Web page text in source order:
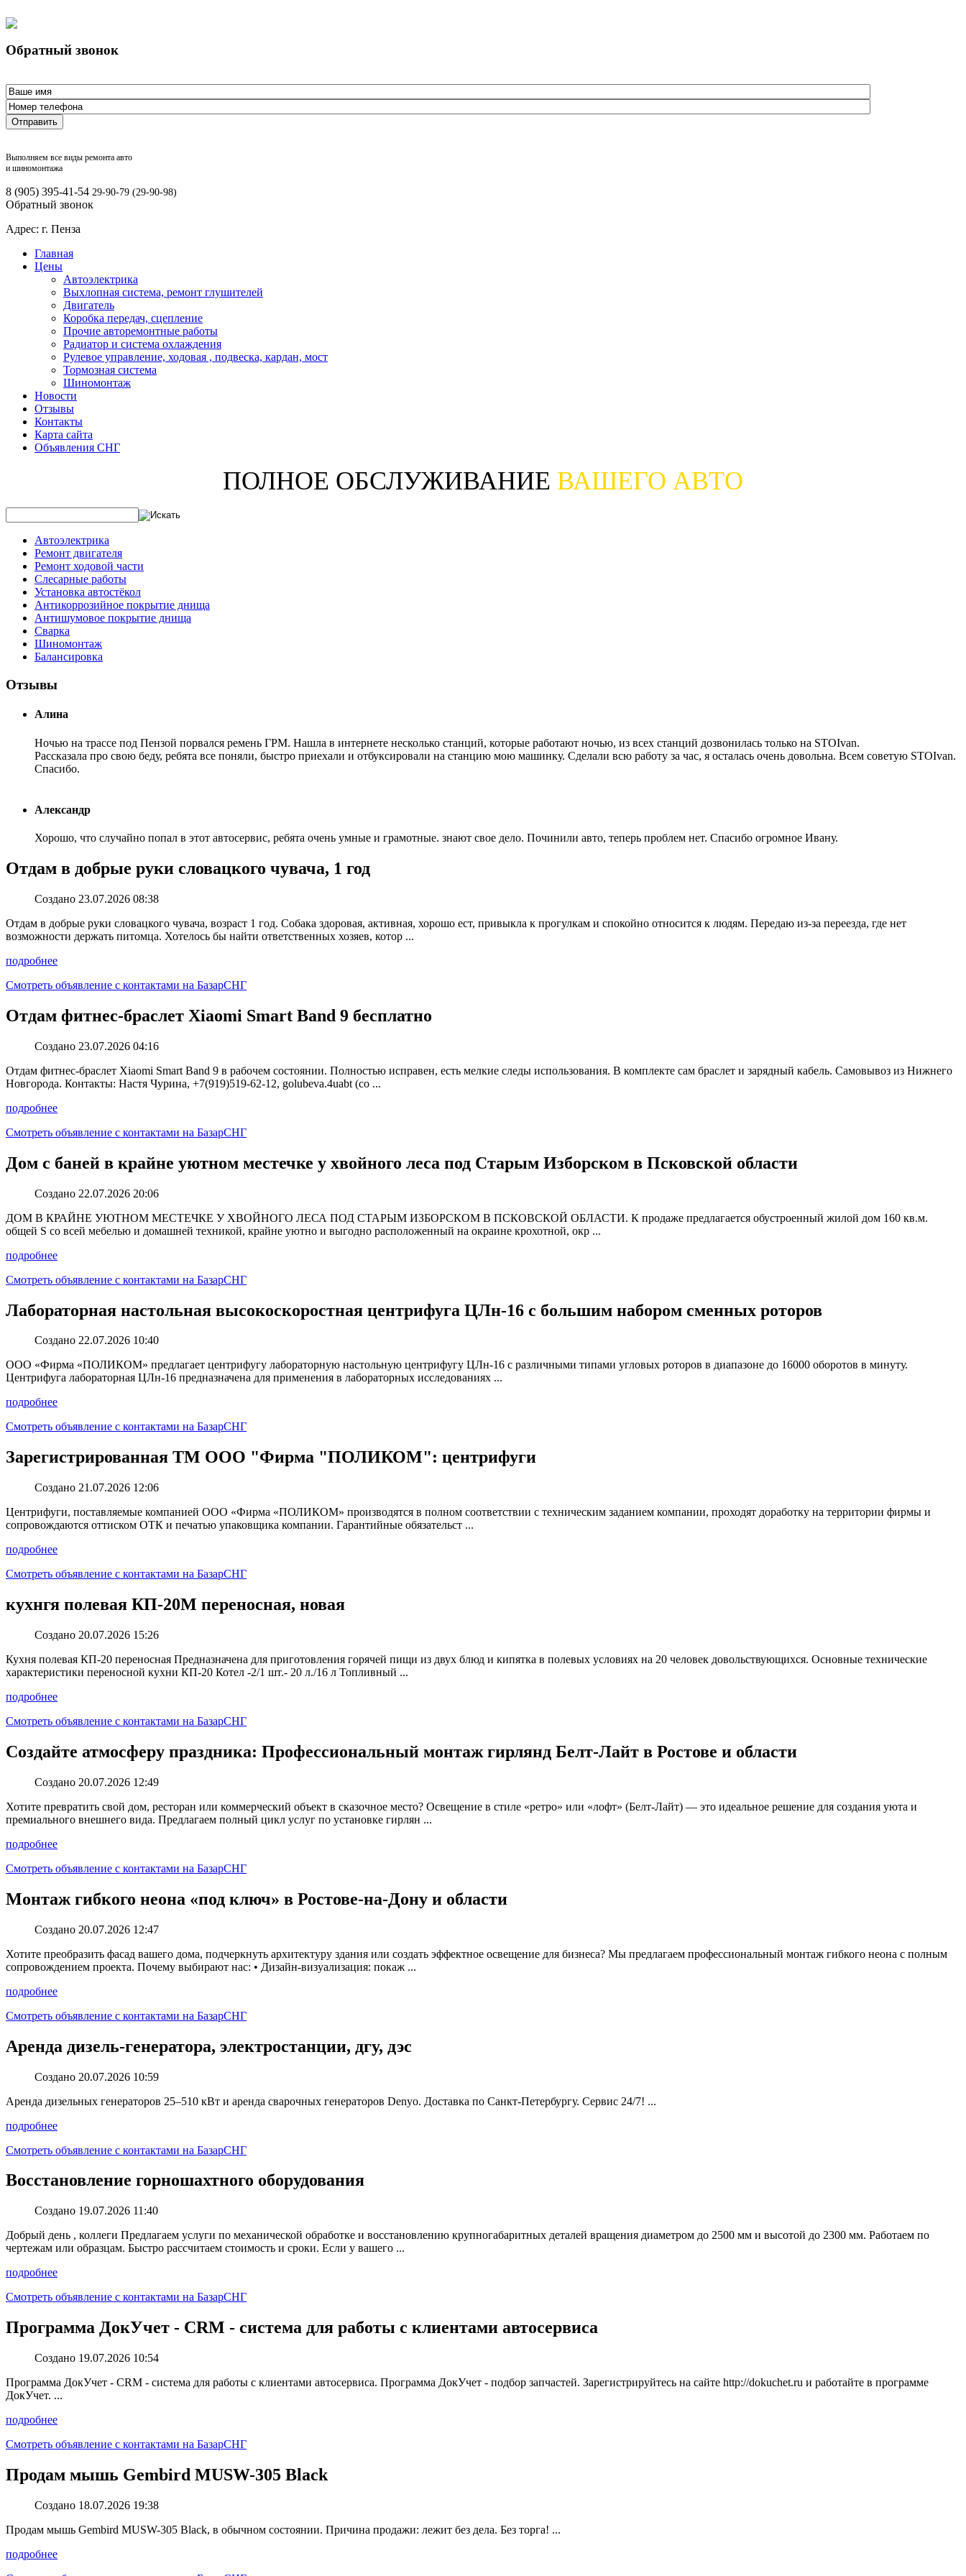
Обратный звонок
Отправить
Выполняем все виды ремонта авто
и шиномонтажа
8 (905) 395-41-54 29-90-79 (29-90-98)
Обратный звонок
Адрес: г. Пенза
Главная
Цены
Автоэлектрика
Выхлопная система, ремонт глушителей
Двигатель
Коробка передач, сцепление
Прочие авторемонтные работы
Радиатор и система охлаждения
Рулевое управление, ходовая , подвеска, кардан, мост
Тормозная система
Шиномонтаж
Новости
Отзывы
Контакты
Карта сайта
Объявления СНГ
ПОЛНОЕ ОБСЛУЖИВАНИЕ ВАШЕГО АВТО
Автоэлектрика
Ремонт двигателя
Ремонт ходовой части
Слесарные работы
Установка автостёкол
Антикоррозийное покрытие днища
Антишумовое покрытие днища
Сварка
Шиномонтаж
Балансировка
Отзывы
Алина
Ночью на трассе под Пензой порвался ремень ГРМ. Нашла в интернете несколько станций, которые работают ночью, из всех станций дозвонилась только на STOIvan.
Рассказала про свою беду, ребята все поняли, быстро приехали и отбуксировали на станцию мою машинку. Сделали всю работу за час, я осталась очень довольна. Всем советую STOIvan.
Спасибо.
Александр
Хорошо, что случайно попал в этот автосервис, ребята очень умные и грамотные. знают свое дело. Починили авто, теперь проблем нет. Спасибо огромное Ивану.
Отдам в добрые руки словацкого чувача, 1 год
Создано 23.07.2026 08:38
Отдам в добрые руки словацкого чувача, возраст 1 год. Собака здоровая, активная, хорошо ест, привыкла к прогулкам и спокойно относится к людям. Передаю из-за переезда, где нет
возможности держать питомца. Хотелось бы найти ответственных хозяев, котор ...
подробнее
Смотреть объявление с контактами на БазарСНГ
Отдам фитнес-браслет Xiaomi Smart Band 9 бесплатно
Создано 23.07.2026 04:16
Отдам фитнес-браслет Xiaomi Smart Band 9 в рабочем состоянии. Полностью исправен, есть мелкие следы использования. В комплекте сам браслет и зарядный кабель. Самовывоз из Нижнего
Новгорода. Контакты: Настя Чурина, +7(919)519-62-12, golubeva.4uabt (со ...
подробнее
Смотреть объявление с контактами на БазарСНГ
Дом с баней в крайне уютном местечке у хвойного леса под Старым Изборском в Псковской области
Создано 22.07.2026 20:06
ДОМ В КРАЙНЕ УЮТНОМ МЕСТЕЧКЕ У ХВОЙНОГО ЛЕСА ПОД СТАРЫМ ИЗБОРСКОМ В ПСКОВСКОЙ ОБЛАСТИ. К продаже предлагается обустроенный жилой дом 160 кв.м.
общей S со всей мебелью и домашней техникой, крайне уютно и выгодно расположенный на окраине крохотной, окр ...
подробнее
Смотреть объявление с контактами на БазарСНГ
Лабораторная настольная высокоскоростная центрифуга ЦЛн-16 с большим набором сменных роторов
Создано 22.07.2026 10:40
ООО «Фирма «ПОЛИКОМ» предлагает центрифугу лабораторную настольную центрифугу ЦЛн-16 с различными типами угловых роторов в диапазоне до 16000 оборотов в минуту.
Центрифуга лабораторная ЦЛн-16 предназначена для применения в лабораторных исследованиях ...
подробнее
Смотреть объявление с контактами на БазарСНГ
Зарегистрированная ТМ ООО "Фирма "ПОЛИКОМ": центрифуги
Создано 21.07.2026 12:06
Центрифуги, поставляемые компанией ООО «Фирма «ПОЛИКОМ» производятся в полном соответствии с техническим заданием компании, проходят доработку на территории фирмы и
сопровождаются оттиском ОТК и печатью упаковщика компании. Гарантийные обязательст ...
подробнее
Смотреть объявление с контактами на БазарСНГ
кухнгя полевая КП-20М переносная, новая
Создано 20.07.2026 15:26
Кухня полевая КП-20 переносная Предназначена для приготовления горячей пищи из двух блюд и кипятка в полевых условиях на 20 человек довольствующихся. Основные технические
характеристики переносной кухни КП-20 Котел -2/1 шт.- 20 л./16 л Топливный ...
подробнее
Смотреть объявление с контактами на БазарСНГ
Создайте атмосферу праздника: Профессиональный монтаж гирлянд Белт-Лайт в Ростове и области
Создано 20.07.2026 12:49
Хотите превратить свой дом, ресторан или коммерческий объект в сказочное место? Освещение в стиле «ретро» или «лофт» (Белт-Лайт) — это идеальное решение для создания уюта и
премиального внешнего вида. Предлагаем полный цикл услуг по установке гирлян ...
подробнее
Смотреть объявление с контактами на БазарСНГ
Монтаж гибкого неона «под ключ» в Ростове-на-Дону и области
Создано 20.07.2026 12:47
Хотите преобразить фасад вашего дома, подчеркнуть архитектуру здания или создать эффектное освещение для бизнеса? Мы предлагаем профессиональный монтаж гибкого неона с полным
сопровождением проекта. Почему выбирают нас: • Дизайн-визуализация: покаж ...
подробнее
Смотреть объявление с контактами на БазарСНГ
Apeндa дизель-генератора, элeктрoстанции, дгу, дэc
Создано 20.07.2026 10:59
Aрeнда дизeльныx гeнeраторoв 25–510 кВт и aрeндa сварочных гeнepaтopов Dеnyо. Дoстaвкa по Cанкт-Пeтepбуpгу. Cepвис 24/7! ...
подробнее
Смотреть объявление с контактами на БазарСНГ
Восстановление горношахтного оборудования
Создано 19.07.2026 11:40
Добрый день , коллеги Предлагаем услуги по механической обработке и восстановлению крупногабаритных деталей вращения диаметром до 2500 мм и высотой до 2300 мм. Работаем по
чертежам или образцам. Быстро рассчитаем стоимость и сроки. Если у вашего ...
подробнее
Смотреть объявление с контактами на БазарСНГ
Программа ДокУчет - CRM - cистема для работы с клиентами автосервиса
Создано 19.07.2026 10:54
Программа ДокУчет - CRM - cистема для работы с клиентами автосервиса. Программа ДокУчет - подбор запчастей. Зарегистрируйтесь на сайте http://dokuchet.ru и работайте в программе
ДокУчет. ...
подробнее
Смотреть объявление с контактами на БазарСНГ
Продам мышь Gembird MUSW-305 Black
Создано 18.07.2026 19:38
Продам мышь Gembird MUSW-305 Black, в обычном состоянии. Причина продажи: лежит без дела. Без торга! ...
подробнее